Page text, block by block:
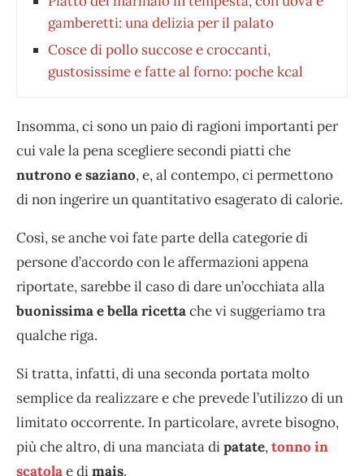
gamberetti: una delizia per il palato
Cosce di pollo succose e croccanti,
gustosissime e fatte al forno: poche kcal
Insomma, ci sono un paio di ragioni importanti per
cui vale la pena scegliere secondi piatti che
nutrono e saziano, e, al contempo, ci permettono
di non ingerire un quantitativo esagerato di calorie.
Così, se anche voi fate parte della categorie di
persone d’accordo con le affermazioni appena
riportate, sarebbe il caso di dare un’occhiata alla
buonissima e bella ricettache vi suggeriamo tra
qualche riga.
Si tratta, infatti, di una seconda portata molto
semplice da realizzare e che prevede l’utilizzo di un
limitato occorrente. In particolare, avrete bisogno,
più che altro, di una manciata dipatate,tonno in
scatolae dimais.